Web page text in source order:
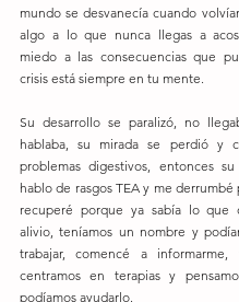
mundo se desvanecía cuando
algo a lo que nunca llegas a
miedo a las consecuencias que
crisis está siempre en tu mente.
Su desarrollo se paralizó, no
hablaba, su mirada se perdió y
problemas digestivos, entonces
hablo de rasgos TEA y me
recuperé porque ya sabía lo que
alivio, teníamos un nombre y
trabajar, comencé a informarme,
centramos en terapias y
podíamos ayudarlo.